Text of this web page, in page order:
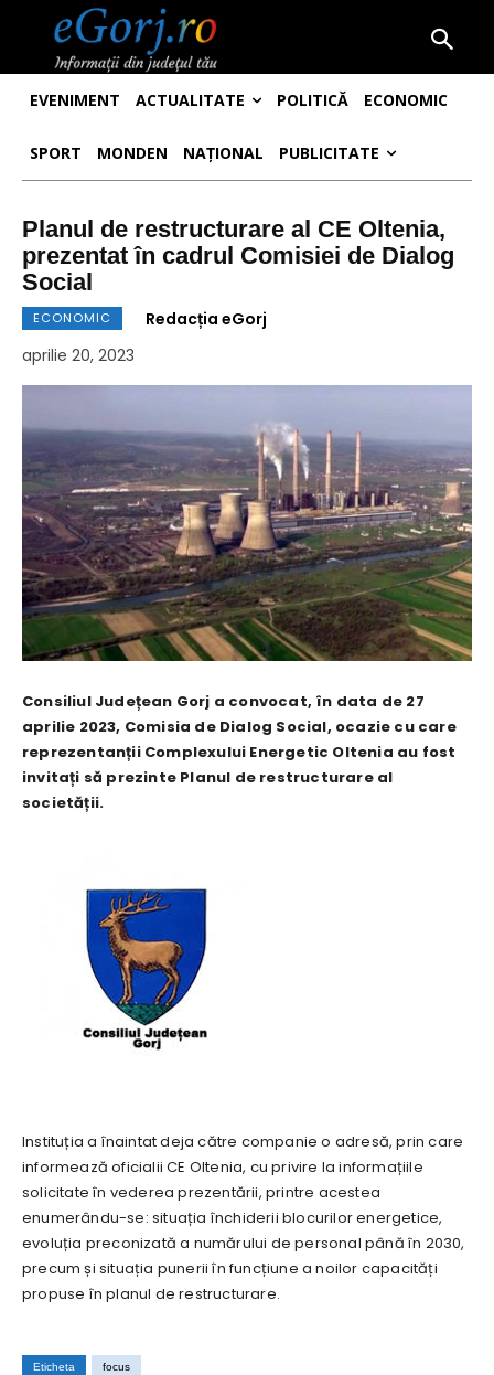
EVENIMENT ACTUALITATE POLITICĂ ECONOMIC
SPORT MONDEN NAȚIONAL PUBLICITATE
Planul de restructurare al CE Oltenia,
prezentat în cadrul Comisiei de Dialog
Social
ECONOMIC
Redacția eGorj
aprilie 20, 2023
Consiliul Județean Gorj a convocat, în data de 27
aprilie 2023, Comisia de Dialog Social, ocazie cu care
reprezentanții Complexului Energetic Oltenia au fost
invitați să prezinte Planul de restructurare al
societății.
Instituția a înaintat deja către companie o adresă, prin care
informează oficialii CE Oltenia, cu privire la informațiile
solicitate în vederea prezentării, printre acestea
enumerându-se: situația închiderii blocurilor energetice,
evoluția preconizată a numărului de personal până în 2030,
precum și situația punerii în funcțiune a noilor capacități
propuse în planul de restructurare.
Eticheta focus